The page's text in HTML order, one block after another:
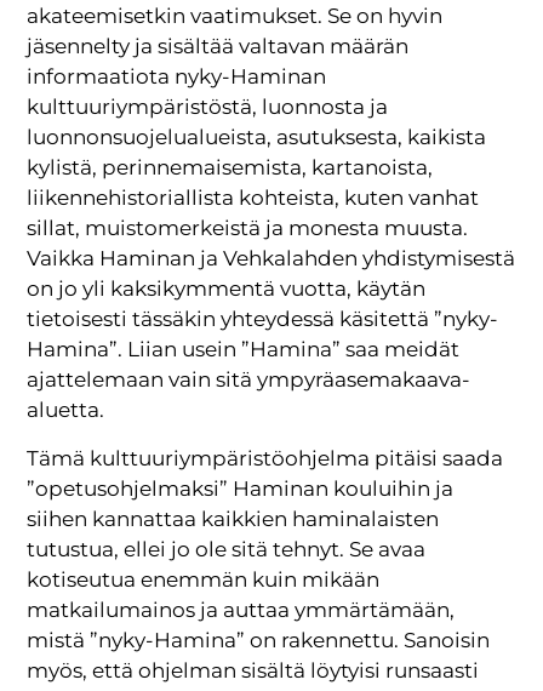
akateemisetkin vaatimukset. Se on hyvin
jäsennelty ja sisältää valtavan määrän
informaatiota nyky-Haminan
kulttuuriympäristöstä, luonnosta ja
luonnonsuojelualueista, asutuksesta, kaikista
kylistä, perinnemaisemista, kartanoista,
liikennehistoriallista kohteista, kuten vanhat
sillat, muistomerkeistä ja monesta muusta.
Vaikka Haminan ja Vehkalahden yhdistymisestä
on jo yli kaksikymmentä vuotta, käytän
tietoisesti tässäkin yhteydessä käsitettä ”nyky-
Hamina”. Liian usein ”Hamina” saa meidät
ajattelemaan vain sitä ympyräasemakaava-
aluetta.
Tämä kulttuuriympäristöohjelma pitäisi saada
”opetusohjelmaksi” Haminan kouluihin ja
siihen kannattaa kaikkien haminalaisten
tutustua, ellei jo ole sitä tehnyt. Se avaa
kotiseutua enemmän kuin mikään
matkailumainos ja auttaa ymmärtämään,
mistä ”nyky-Hamina” on rakennettu. Sanoisin
myös, että ohjelman sisältä löytyisi runsaasti